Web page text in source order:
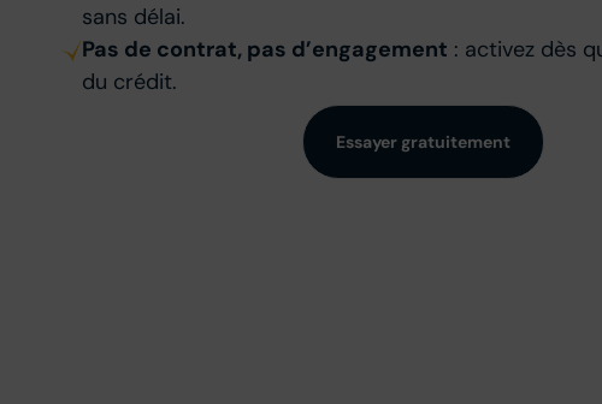
sans délai.
Pas de contrat, pas d’engagement : activez dès
du crédit.
Essayer gratuitement